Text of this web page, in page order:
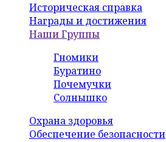
Историческая справка
Награды и достижения
Наши Группы
Гномики
Буратино
Почемучки
Солнышко
Охрана здоровья
Обеспечение безопасности